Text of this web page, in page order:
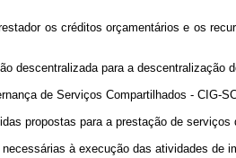
os créditos orçamentários e os
descentralizada para a
de Serviços Compartilhados - CIG-
propostas para a prestação de
à execução das atividades